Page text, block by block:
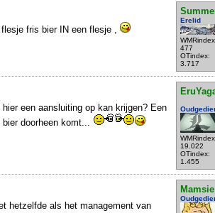
Erelid
477
OTindex:
3.717
fris bier IN een flesje ,
19.022
OTindex:
1.455
een aansluiting op kan krijgen? Een
doorheen komt...
Mamsie
hetzelfde als het management van